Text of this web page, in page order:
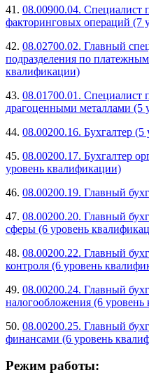
41. 08.00900.04. Специалист
факторинговых операций (7
42. 08.02700.02. Главный
подразделения по
квалификации)
43. 08.01700.01. Специалист
драгоценными металлами (5
44. 08.00200.16. Бухгалтер
45. 08.00200.17. Бухгалтер
уровень квалификации)
46. 08.00200.19. Главный
47. 08.00200.20. Главный
сферы (6 уровень
48. 08.00200.22. Главный
контроля (6 уровень
49. 08.00200.24. Главный
налогообложения (6
50. 08.00200.25. Главный
финансами (6 уровень
Режим работы: